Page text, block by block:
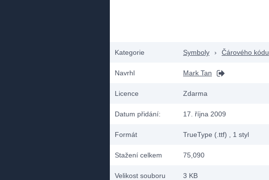
Kategorie Symboly › Čárového kódu
Navrhl Mark Tan
Licence Zdarma
Datum přidání: 17. října 2009
Formát TrueType (.ttf) , 1 styl
Stažení celkem 75,090
Velikost souboru 3 KB